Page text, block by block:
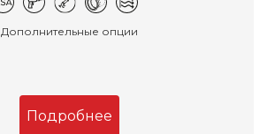
Дополнительные опции
Подробнее